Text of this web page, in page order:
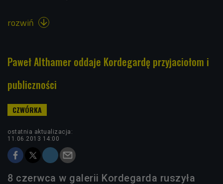
rozwiń 
Paweł Althamer oddaje Kordegardę przyjaciołom i
publiczności
ostatnia aktualizacja:
11.06.2013 14:00
8 czerwca w galerii Kordegarda ruszyła